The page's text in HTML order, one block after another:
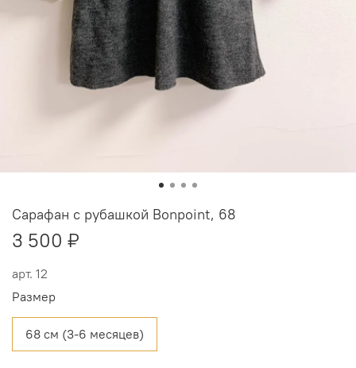
арт. 12
Сарафан с рубашкой Bonpoint, 68
3 500 ₽
Размер
68 см (3-6 месяцев)